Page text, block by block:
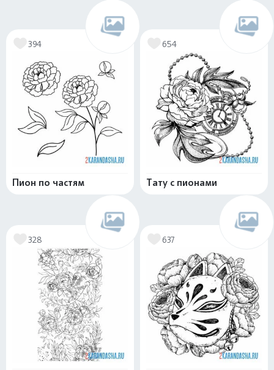
394
Пион по частям
654
Тату с пионами
328 637